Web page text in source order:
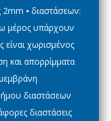
⦁ διαστάσεων:
μέρος υπάρχουν
είναι χωρισμένος
και απορρίμματα
διαστάσεων
διαστάσεις